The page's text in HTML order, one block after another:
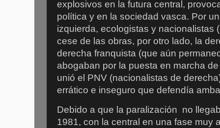
explosivos en la futura central,
política y en la sociedad vasca. Por
izquierda, ecologistas y nacionalistas
cese de las obras, por otro lado, la
derecha franquista (que aún
abogaban por la puesta en marcha
unió el PNV (nacionalistas de
errático e inseguro que defendía
Debido a que la paralización no
1981, con la central en una fase muy